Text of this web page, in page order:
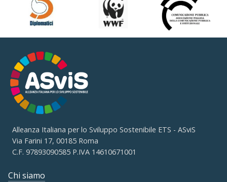
Alleanza Italiana per lo Sviluppo Sostenibile ETS - ASviS
Via Farini 17, 00185 Roma
C.F. 97893090585 P.IVA 14610671001
Chi siamo